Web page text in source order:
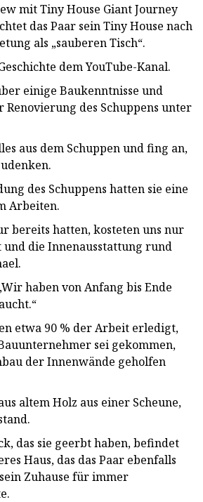
mit Tiny House Giant Journey
das Paar sein Tiny House nach
als „sauberen Tisch“.
dem YouTube-Kanal.
einige Baukenntnisse und
Renovierung des Schuppens unter
aus dem Schuppen und fing an,
des Schuppens hatten sie eine
Arbeiten.
bereits hatten, kosteten uns nur
und die Innenausstattung rund
haben von Anfang bis Ende
etwa 90 % der Arbeit erledigt,
sei gekommen,
der Innenwände geholfen
altem Holz aus einer Scheune,
das sie geerbt haben, befindet
Haus, das das Paar ebenfalls
Zuhause für immer